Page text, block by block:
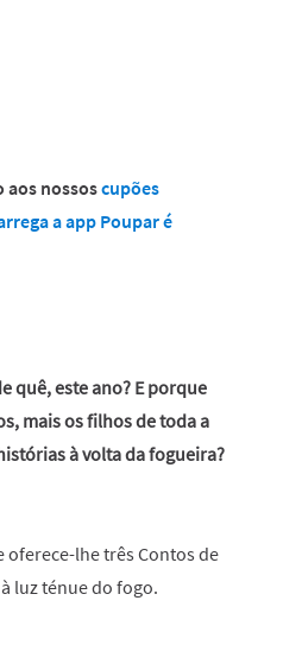
aos nossoscupões
a app Poupar é
quê, este ano? E porque
mais os filhos de toda a
à volta da fogueira?
oferece-lhe três Contos de
luz ténue do fogo.